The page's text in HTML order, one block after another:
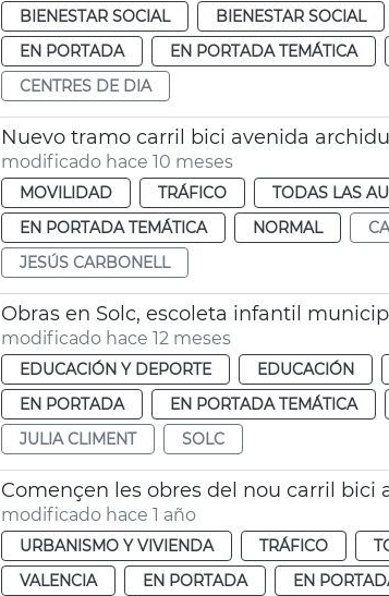
BIENESTAR SOCIAL BIENESTAR SOCIAL
EN PORTADA
EN PORTADA TEMÁTICA
CENTRES DE DIA
Nuevo tramo carril bici avenida
modificado hace 10 meses
MOVILIDAD TRÁFICO TODAS LAS
EN PORTADA TEMÁTICA
NORMAL
JESÚS CARBONELL
Obras en Solc, escoleta infantil
modificado hace 12 meses
EDUCACIÓN Y DEPORTE EDUCACIÓN
EN PORTADA
EN PORTADA TEMÁTICA
JULIA CLIMENT
SOLC
Començen les obres del nou carril bici
modificado hace 1 año
URBANISMO Y VIVIENDA TRÁFICO
VALENCIA
EN PORTADA EN